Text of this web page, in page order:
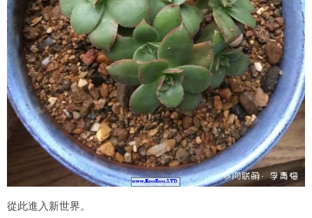
從此進入新世界。